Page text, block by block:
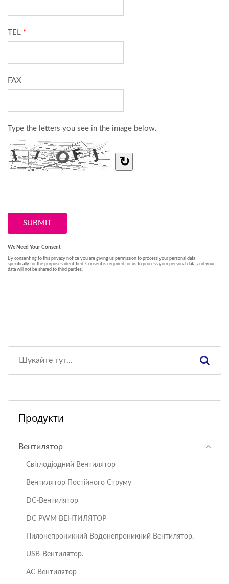
Продукти
Вентилятор
Світлодіодний Вентилятор
Вентилятор Постійного Струму
DC-Вентилятор
DC PWM ВЕНТИЛЯТОР
Пилонепроникний Водонепроникний Вентилятор.
USB-Вентилятор.
AC Вентилятор